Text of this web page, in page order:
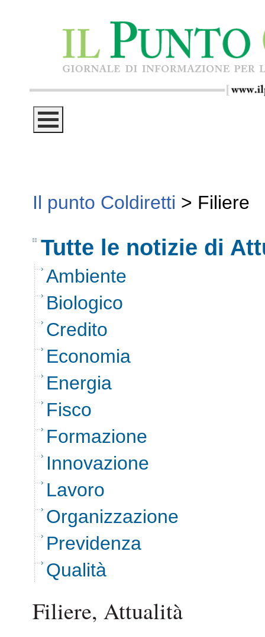
Il punto Coldiretti > Filiere
Tutte le notizie di
Ambiente
Biologico
Credito
Economia
Energia
Fisco
Formazione
Innovazione
Lavoro
Organizzazione
Previdenza
Qualità
Filiere, Attualità